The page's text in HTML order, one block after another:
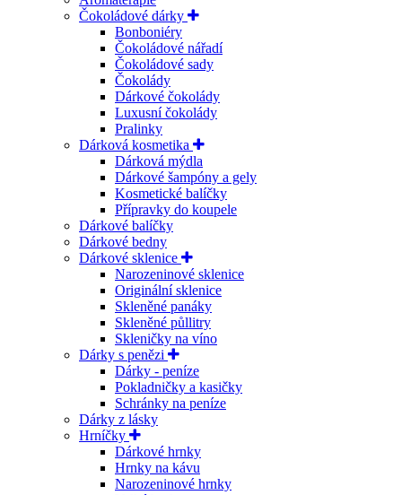
Čokoládové dárky
Bonboniéry
Čokoládové nářadí
Čokoládové sady
Čokolády
Dárkové čokolády
Luxusní čokolády
Pralinky
Dárková kosmetika
Dárková mýdla
Dárkové šampóny a gely
Kosmetické balíčky
Přípravky do koupele
Dárkové balíčky
Dárkové bedny
Dárkové sklenice
Narozeninové sklenice
Originální sklenice
Skleněné panáky
Skleněné půllitry
Skleničky na víno
Dárky s penězi
Dárky - peníze
Pokladničky a kasičky
Schránky na peníze
Dárky z lásky
Hrníčky
Dárkové hrnky
Hrnky na kávu
Narozeninové hrnky